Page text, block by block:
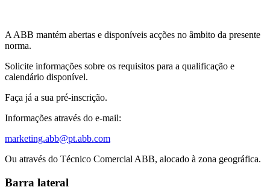
A ABB mantém abertas e disponíveis acções no âmbito da presente
norma.
Solicite informações sobre os requisitos para a qualificação e
calendário disponível.
Faça já a sua pré-inscrição.
Informações através do e-mail:
marketing.abb@pt.abb.com
Ou através do Técnico Comercial ABB, alocado à zona geográfica.
Barra lateral